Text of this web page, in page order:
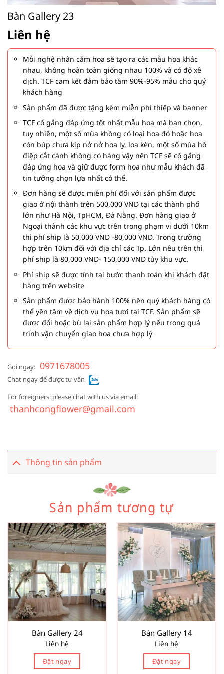
Bàn Gallery 23
Liên hệ
Mỗi nghệ nhân cắm hoa sẽ tạo ra các mẫu hoa khác
nhau, không hoàn toàn giống nhau 100% và có độ xê
dịch. TCF cam kết đảm bảo tầm 90%-95% mẫu cho quý
khách hàng
Sản phẩm đã được tặng kèm miễn phí thiệp và banner
TCF cố gắng đáp ứng tốt nhất mẫu hoa mà bạn chọn,
tuy nhiên, một số mùa không có loại hoa đó hoặc hoa
còn búp chưa kịp nở nở hoa ly, loa kèn, một số mùa hồ
điệp cắt cành không có hàng vậy nên TCF sẽ cố gắng
đáp ứng hoa và giữ được form hoa như mẫu khách đã
tin tưởng chọn lựa nhất có thể.
Đơn hàng sẽ được miễn phí đối với sản phẩm được
giao ở nội thành trên 500,000 VND tại các thành phố
lớn như Hà Nội, TpHCM, Đà Nẵng. Đơn hàng giao ở
Ngoại thành các khu vực trên trong phạm vi dưới 10km
thì phí ship là 50,000 VND -80,000 VND. Trong trường
hợp trên 10km đối với địa chỉ các Tp. Lớn nêu trên thì
phí ship là 80,000 VND- 150,000 VND tùy khu vực.
Phí ship sẽ được tính tại bước thanh toán khi khách đặt
hàng trên website
Sản phẩm được bảo hành 100% nên quý khách hàng có
thể yên tâm về dịch vụ hoa tươi tại TCF. Sản phẩm sẽ
được đổi hoặc bù lại sản phẩm hợp lý nếu trong quá
trình vận chuyển giao hoa chưa hợp lý
Gọi ngay: 0971678005
Chat ngay để được tư vấn
For foreigners: please chat with us via email:
thanhcongflower@gmail.com
Thông tin sản phẩm
Sản phẩm tương tự
Bàn Gallery 24
Liên hệ
Đặt ngay
Bàn Gallery 14
Liên hệ
Đặt ngay